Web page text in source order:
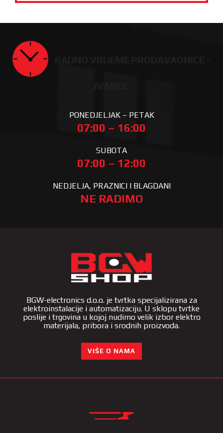
PONEDJELJAK – PETAK
07:00 – 16:00
SUBOTA
07:00 – 12:00
NEDJELJA, PRAZNICI I BLAGDANI
NE RADIMO
BGW-electronics d.o.o. je tvrtka specijalizirana za
elektroinstalacije i automatizaciju. U sklopu tvrtke
poslije i trgovina u kojoj nudimo velik izbor elektro
materijala, pribora i srodnih proizvoda.
VIŠE O NAMA